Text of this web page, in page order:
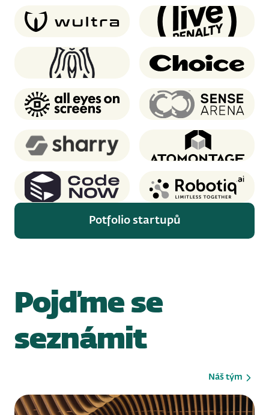
Wultra Live Penalty
Oddin.gg Choice
AEOS Sense Arena
Sharry Atomontage
CodeNOW Robotiq
Potfolio startupů
Pojďme se
seznámit
Náš tým